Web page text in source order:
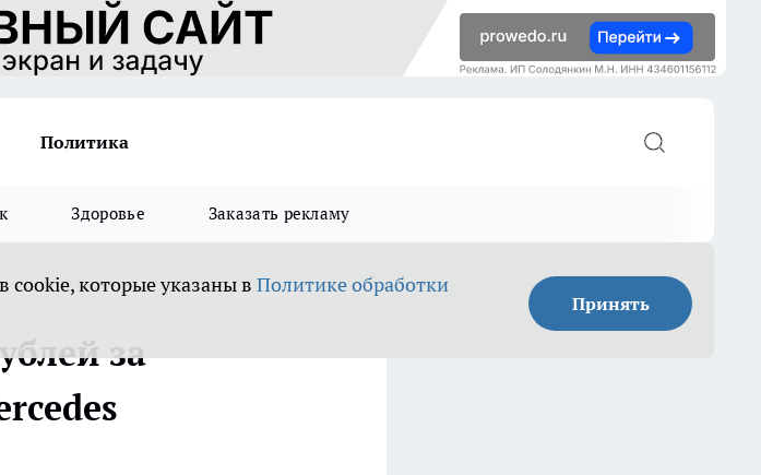
Политика
Здоровье Заказать рекламу
cookie, которые указаны в Политике обработки
Принять
за